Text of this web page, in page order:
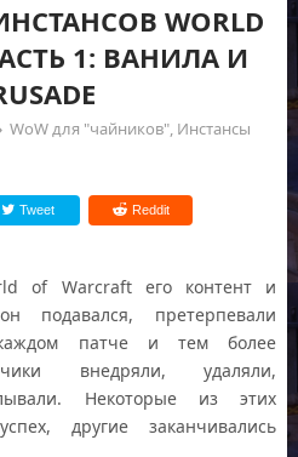
WORLD
1: ВАНИЛА И
WoW для "чайников" Инстансы
Tweet Reddit
of Warcraft его контент и
подавался, претерпевали
патче и тем более
внедряли, удаляли,
Некоторые из этих
другие заканчивались